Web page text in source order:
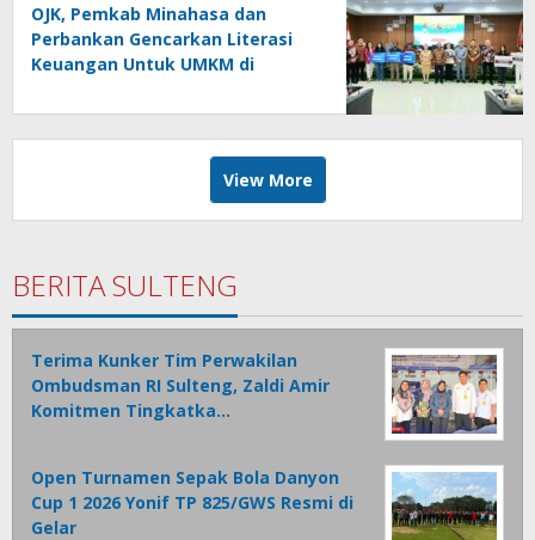
OJK, Pemkab Minahasa dan
Perbankan Gencarkan Literasi
Keuangan Untuk UMKM di
View More
BERITA SULTENG
Terima Kunker Tim Perwakilan
Ombudsman RI Sulteng, Zaldi Amir
Komitmen Tingkatka…
Open Turnamen Sepak Bola Danyon
Cup 1 2026 Yonif TP 825/GWS Resmi di
Gelar